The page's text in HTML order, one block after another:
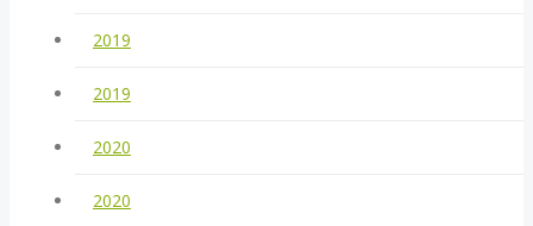
2019
2019
2020
2020